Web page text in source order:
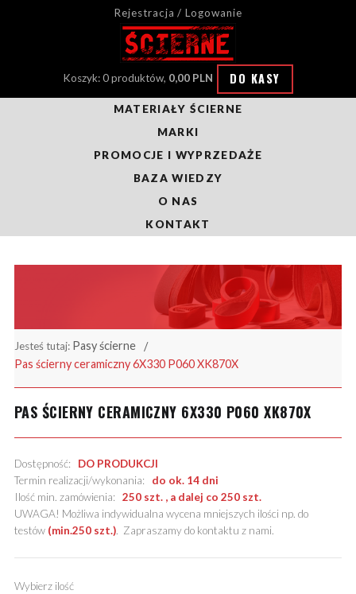
Rejestracja / Logowanie
Koszyk: 0 produktów, 0,00 PLN DO KASY
MATERIAŁY ŚCIERNE
MARKI
PROMOCJE I WYPRZEDAŻE
BAZA WIEDZY
O NAS
KONTAKT
Jesteś tutaj: Pasy ścierne
Pas ścierny ceramiczny 6X330 P060 XK870X
PAS ŚCIERNY CERAMICZNY 6X330 P060 XK870X
Dostępność: DO PRODUKCJI
Termin realizacji/wykonania: do ok. 14 dni
Ilość min. zamówienia: 250 szt. , a dalej co 250 szt.
UWAGA! Możliwa indywidualna wycena mniejszych ilości np. do
testów (min.250 szt.). Zapraszamy do kontaktu z nami.
Wybierz ilość